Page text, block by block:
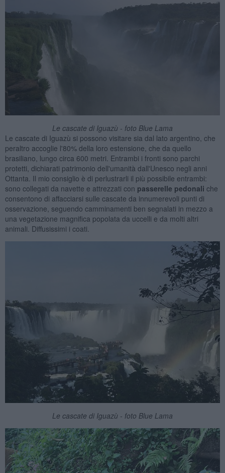
Le cascate di Iguazù - foto Blue Lama
Le cascate di Iguazù si possono visitare sia dal lato argentino, che
peraltro accoglie l'80% della loro estensione, che da quello
brasiliano, lungo circa 600 metri. Entrambi i fronti sono parchi
protetti, dichiarati patrimonio dell'umanità dall'Unesco negli anni
Ottanta. Il mio consiglio è di perlustrarli il più possibile entrambi:
sono collegati da navette e attrezzati con passerelle pedonali che
consentono di affacciarsi sulle cascate da innumerevoli punti di
osservazione, seguendo camminamenti ben segnalati in mezzo a
una vegetazione magnifica popolata da uccelli e da molti altri
animali. Diffusissimi i coati.
Le cascate di Iguazù - foto Blue Lama